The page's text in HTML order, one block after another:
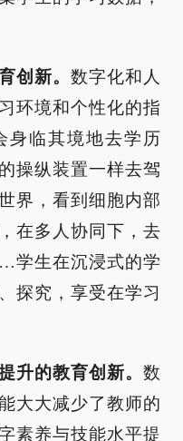
创新。数字化和人
环境和个性化的指
身临其境地去学历
操纵装置一样去驾
界，看到细胞内部
在多人协同下，去
学生在沉浸式的学
探究，享受在学习
升的教育创新。 数
大大减少了教师的
素养与技能水平提